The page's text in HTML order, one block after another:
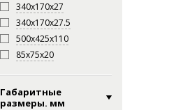
340х170х27
340х170х27.5
500х425х110
85х75х20
Габаритные
размеры. мм